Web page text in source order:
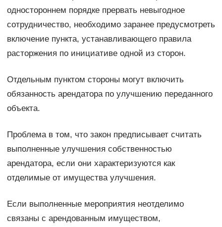
одностороннем порядке прервать невыгодное
сотрудничество, необходимо заранее предусмотреть
включение пункта, устанавливающего правила
расторжения по инициативе одной из сторон.
Отдельным пунктом стороны могут включить
обязанность арендатора по улучшению переданного
объекта.
Проблема в том, что закон предписывает считать
выполненные улучшения собственностью
арендатора, если они характеризуются как
отделимые от имущества улучшения.
Если выполненные мероприятия неотделимо
связаны с арендованным имуществом,